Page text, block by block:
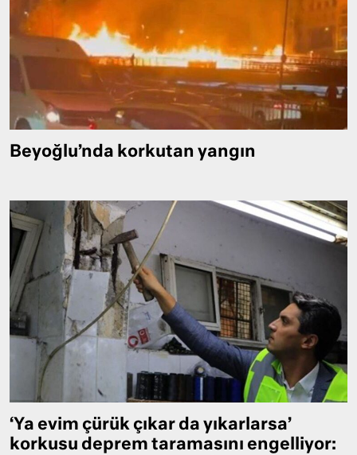
Beyoğlu’nda korkutan yangın
‘Ya evim çürük çıkar da yıkarlarsa’
korkusu deprem taramasını engelliyor: